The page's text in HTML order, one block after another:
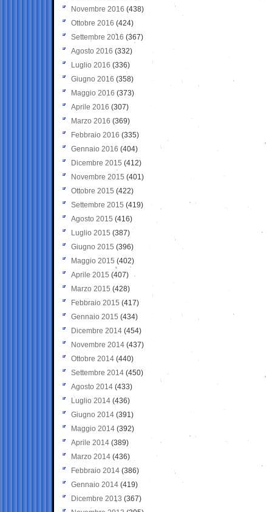
Novembre 2016 (438)
Ottobre 2016 (424)
Settembre 2016 (367)
Agosto 2016 (332)
Luglio 2016 (336)
Giugno 2016 (358)
Maggio 2016 (373)
Aprile 2016 (307)
Marzo 2016 (369)
Febbraio 2016 (335)
Gennaio 2016 (404)
Dicembre 2015 (412)
Novembre 2015 (401)
Ottobre 2015 (422)
Settembre 2015 (419)
Agosto 2015 (416)
Luglio 2015 (387)
Giugno 2015 (396)
Maggio 2015 (402)
Aprile 2015 (407)
Marzo 2015 (428)
Febbraio 2015 (417)
Gennaio 2015 (434)
Dicembre 2014 (454)
Novembre 2014 (437)
Ottobre 2014 (440)
Settembre 2014 (450)
Agosto 2014 (433)
Luglio 2014 (436)
Giugno 2014 (391)
Maggio 2014 (392)
Aprile 2014 (389)
Marzo 2014 (436)
Febbraio 2014 (386)
Gennaio 2014 (419)
Dicembre 2013 (367)